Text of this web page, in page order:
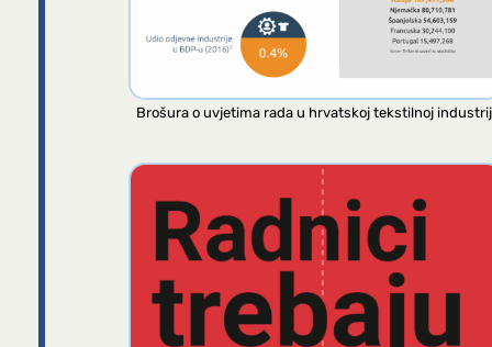
Brošura o uvjetima rada u hrvatskoj tekstilnoj